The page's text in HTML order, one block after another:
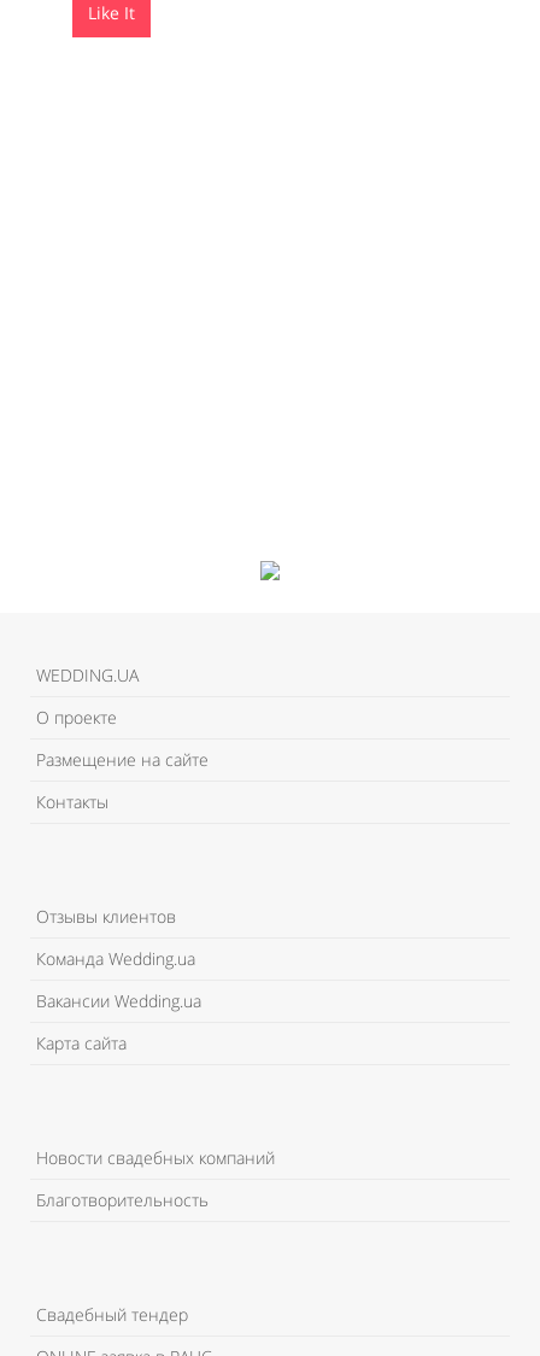
Like It
WEDDING.UA
О проекте
Размещение на сайте
Контакты
Отзывы клиентов
Команда Wedding.ua
Вакансии Wedding.ua
Карта сайта
Новости свадебных компаний
Благотворительность
Свадебный тендер